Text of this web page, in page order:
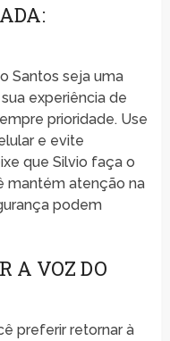
Santos seja uma
experiência de
prioridade. Use
e evite
que Silvio faça o
mantém atenção na
podem
A VOZ DO
preferir retornar à